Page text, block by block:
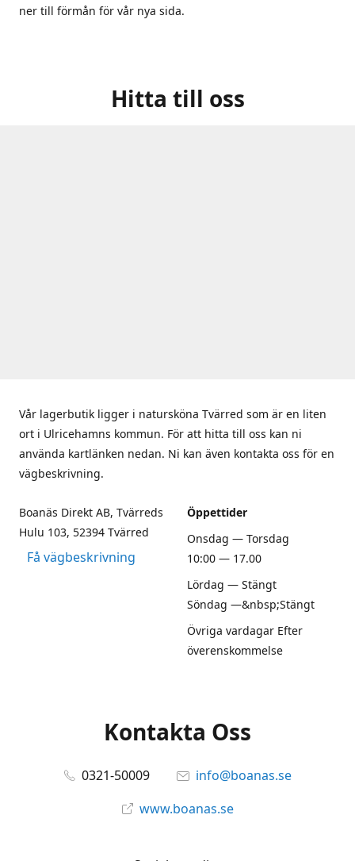
ner till förmån för vår nya sida.
Hitta till oss
Vår lagerbutik ligger i natursköna Tvärred som är en liten
ort i Ulricehamns kommun. För att hitta till oss kan ni
använda kartlänken nedan. Ni kan även kontakta oss för en
vägbeskrivning.
Boanäs Direkt AB, Tvärreds
Hulu 103, 52394 Tvärred
Få vägbeskrivning
Öppettider
Onsdag — Torsdag
10:00 — 17.00
Lördag — Stängt
Söndag —&nbsp;Stängt
Övriga vardagar Efter
överenskommelse
Kontakta Oss
0321-50009
info@boanas.se
www.boanas.se